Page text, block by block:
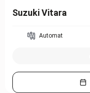
Suzuki Vitara
Automat